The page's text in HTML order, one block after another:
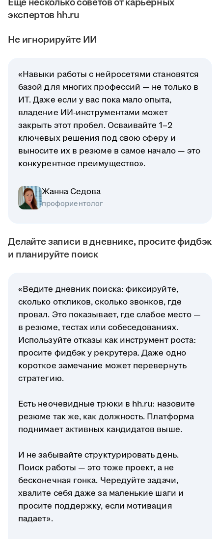
экспертов hh.ru
Не игнорируйте ИИ
«Навыки работы с нейросетями становятся
базой для многих профессий — не только в
ИТ. Даже если у вас пока мало опыта,
владение ИИ-инструментами может
закрыть этот пробел. Осваивайте 1–2
ключевых решения под свою сферу и
выносите их в резюме в самое начало — это
конкурентное преимущество».
Жанна Седова
профориентолог
Делайте записи в дневнике, просите фидбэк
и планируйте поиск
«Ведите дневник поиска: фиксируйте,
сколько откликов, сколько звонков, где
провал. Это показывает, где слабое место —
в резюме, тестах или собеседованиях.
Используйте отказы как инструмент роста:
просите фидбэк у рекрутера. Даже одно
короткое замечание может перевернуть
стратегию.
Есть неочевидные трюки в hh.ru: назовите
резюме так же, как должность. Платформа
поднимает активных кандидатов выше.
И не забывайте структурировать день.
Поиск работы — это тоже проект, а не
бесконечная гонка. Чередуйте задачи,
хвалите себя даже за маленькие шаги и
просите поддержку, если мотивация
падает».